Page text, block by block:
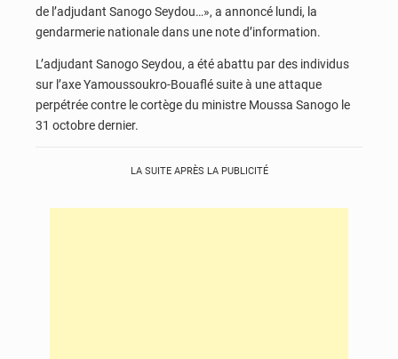
de l’adjudant Sanogo Seydou…», a annoncé lundi, la
gendarmerie nationale dans une note d’information.
L’adjudant Sanogo Seydou, a été abattu par des individus
sur l’axe Yamoussoukro-Bouaflé suite à une attaque
perpétrée contre le cortège du ministre Moussa Sanogo le
31 octobre dernier.
LA SUITE APRÈS LA PUBLICITÉ